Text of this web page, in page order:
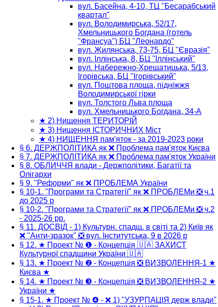
вул. Басейна, 4-10, ТЦ "Бесарабський
квартал"
вул. Володимирська, 52/17,
Хмельницького Богдана (готель
"Франсуа") БЦ "Леонардо"
вул. Жилянська, 73-75, БЦ "Євразія"
вул. Іллінська, 8, БЦ "Іллінський"
вул. Набережно-Хрещатицька, 5/13,
Ігорівська, БЦ "Ігорівський"
вул. Поштова площа, підніжжя
Володимирської гірки
вул. Толстого Льва площа
вул. Хмельницького Богдана, 34-А
★ 2) Нищення ТЕРИТОРІЙ
★ 3) Нищення ІСТОРИЧНИХ Міст
★ 4) НИЩЕННЯ пам'яток - за 2019-2023 роки
§ 6. ДЕРЖПОЛІТИКА як ❌ Проблема пам'яток Києва
§ 7. ДЕРЖПОЛІТИКА як ❌ Проблема пам'яток України
§ 8. ОБЛИЧЧЯ влади - Держполітики, Багатії та
Олігархи
§ 9. "Реформи" як ❌ ПРОБЛЕМА України
§ 10-1. "Програми та Стратегії" як ❌ ПРОБЛЕМи ❎ ч.1
до 2025 р
§ 10-2. "Програми та Стратегії" як ❌ ПРОБЛЕМи ❎ ч.2
- 2025-26 рр.
§ 11. ДОСВІД - 1) Культурн. спадщ. в світі та 2) Київ як
❌ "Анти-зразок" ❎ вул. Інститутська, 9 в 2026 р
§ 12. ★ Проект № ❶ - Концепція 🇺🇦 ЗАХИСТ
Культурної спадщини України 🇺🇦
§ 13. ★ Проект № ❷ - Концепція ❎ ВИЗВОЛЕННЯ-1 ★
Києва ★
§ 14. ★ Проект № ❸ - Концепція ❎ ВИЗВОЛЕННЯ-2 ★
України ★
§ 15-1. ★ Проект № ❹ - ❌ 1) "УЗУРПАЦІЯ держ влади"